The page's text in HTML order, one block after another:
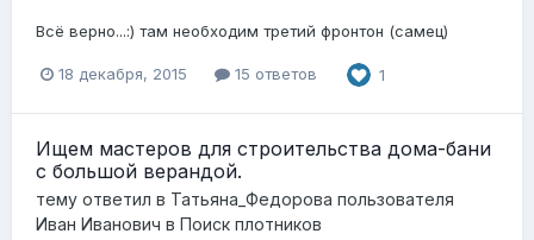
Всё верно...:) там необходим третий фронтон (самец)
18 декабря, 2015 15 ответов 1
Ищем мастеров для строительства дома-бани
с большой верандой.
тему ответил в Татьяна_Федорова пользователя
Иван Иванович в Поиск плотников